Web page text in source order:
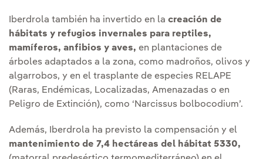
Iberdrola también ha invertido en la creación de
hábitats y refugios invernales para reptiles,
mamíferos, anfibios y aves, en plantaciones de
árboles adaptados a la zona, como madroños, olivos y
algarrobos, y en el trasplante de especies RELAPE
(Raras, Endémicas, Localizadas, Amenazadas o en
Peligro de Extinción), como ‘Narcissus bolbocodium’.
Además, Iberdrola ha previsto la compensación y el
mantenimiento de 7,4 hectáreas del hábitat 5330,